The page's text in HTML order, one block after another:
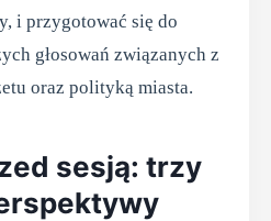
i przygotować się do
głosowań związanych z
oraz polityką miasta.
sesją: trzy